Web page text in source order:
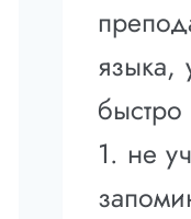
языка,
быстро
1. не